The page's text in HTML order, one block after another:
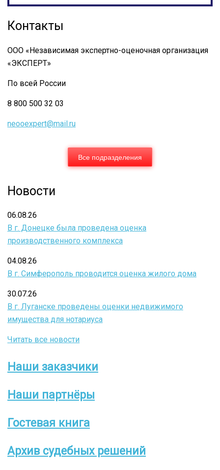
реестра
кадастровых
инженеров
в
Интернет.
Контакты
ООО «Независимая экспертно-оценочная организация
«ЭКСПЕРТ»
По всей России
8 800 500 32 03
neooexpert@mail.ru
Все подразделения
Новости
06.08.26
В г. Донецке была проведена оценка
производственного комплекса
04.08.26
В г. Симферополь проводится оценка жилого дома
30.07.26
В г. Луганске проведены оценки недвижимого
имущества для нотариуса
Читать все новости
Боковое
меню
Наши заказчики
Наши партнёры
Гостевая книга
Архив судебных решений